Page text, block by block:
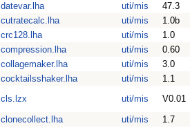
datevar.lha
uti/mis
47.3
cutratecalc.lha
uti/mis
1.0b
crc128.lha
uti/mis
1.0
compression.lha
uti/mis
0.60
collagemaker.lha
uti/mis
3.0
cocktailsshaker.lha
uti/mis
1.1
cls.lzx
uti/mis
V0.01
clonecollect.lha
uti/mis
1.7